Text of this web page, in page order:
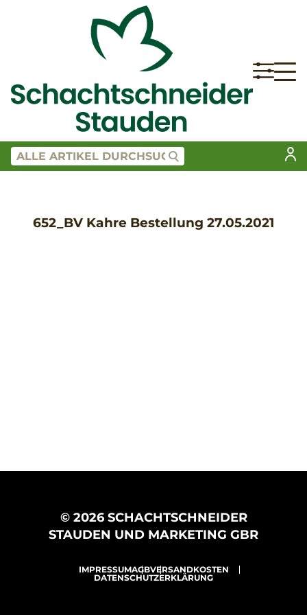
652_BV Kahre Bestellung 27.05.2021
© 2026 SCHACHTSCHNEIDER
STAUDEN UND MARKETING GBR
IMPRESSUMAGBVERSANDKOSTEN
DATENSCHUTZERKLÄRUNG